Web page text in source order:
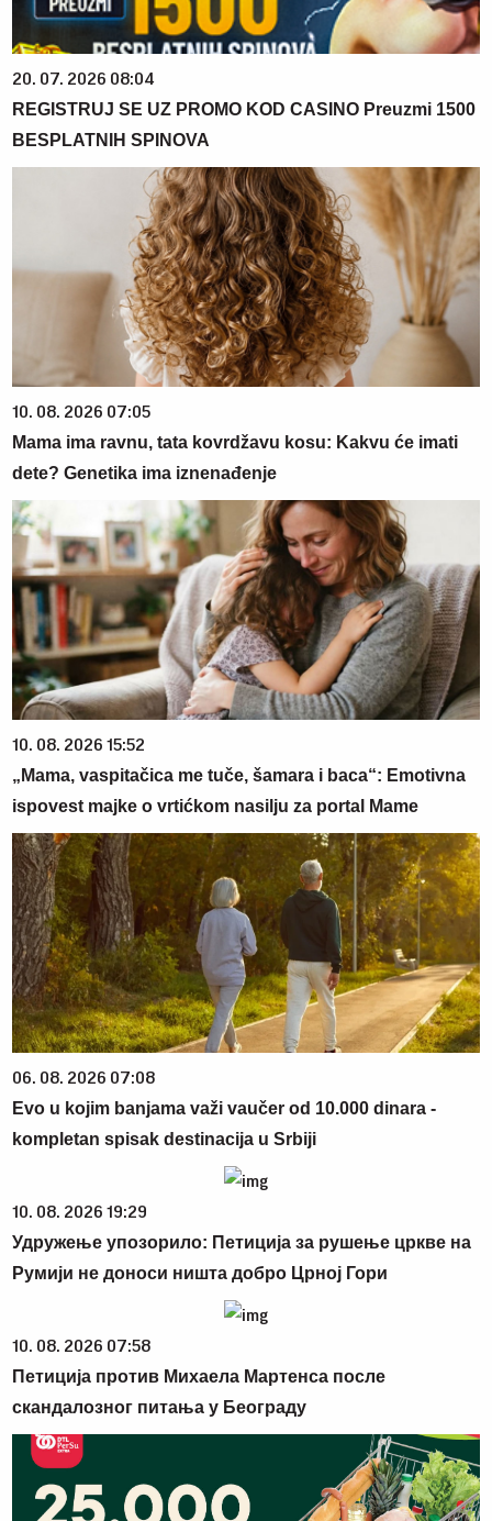
20. 07. 2026 08:04
REGISTRUJ SE UZ PROMO KOD CASINO Preuzmi 1500
BESPLATNIH SPINOVA
10. 08. 2026 07:05
Mama ima ravnu, tata kovrdžavu kosu: Kakvu će imati
dete? Genetika ima iznenađenje
10. 08. 2026 15:52
„Mama, vaspitačica me tuče, šamara i baca“: Emotivna
ispovest majke o vrtićkom nasilju za portal Mame
06. 08. 2026 07:08
Evo u kojim banjama važi vaučer od 10.000 dinara -
kompletan spisak destinacija u Srbiji
10. 08. 2026 19:29
Удружење упозорило: Петиција за рушење цркве на
Румији не доноси ништа добро Црној Гори
10. 08. 2026 07:58
Петиција против Михаела Мартенса после
скандалозног питања у Београду